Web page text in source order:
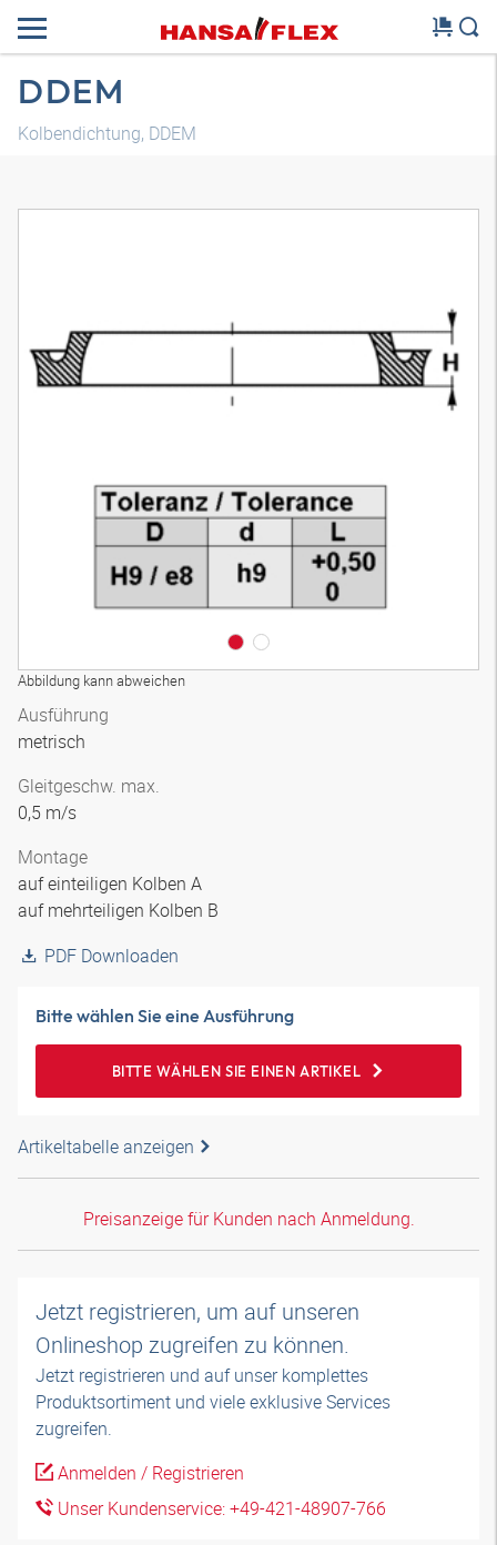
DDEM
Kolbendichtung, DDEM
Abbildung kann abweichen
Ausführung
metrisch
Gleitgeschw. max.
0,5 m/s
Montage
auf einteiligen Kolben A
auf mehrteiligen Kolben B
PDF Downloaden
Bitte wählen Sie eine Ausführung
BITTE WÄHLEN SIE EINEN ARTIKEL
Artikeltabelle anzeigen
Preisanzeige für Kunden nach Anmeldung.
Jetzt registrieren, um auf unseren
Onlineshop zugreifen zu können.
Jetzt registrieren und auf unser komplettes
Produktsortiment und viele exklusive Services
zugreifen.
Anmelden / Registrieren
Unser Kundenservice: +49-421-48907-766